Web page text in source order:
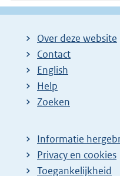
:
Over deze website
Contact
English
Help
Zoeken
Informatie
Privacy en cookies
Toegankelijkheid